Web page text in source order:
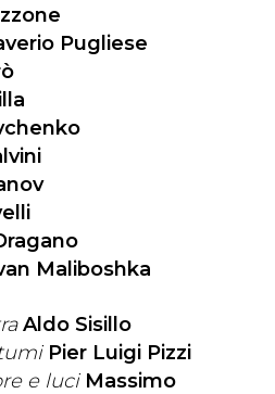
Pugliese
Maliboshka
Aldo Sisillo
Pier Luigi Pizzi
e luci Massimo